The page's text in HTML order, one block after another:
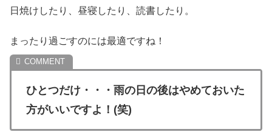
日焼けしたり、昼寝したり、読書したり。
まったり過ごすのには最適ですね！
ひとつだけ・・・雨の日の後はやめておいた
方がいいですよ！(笑)